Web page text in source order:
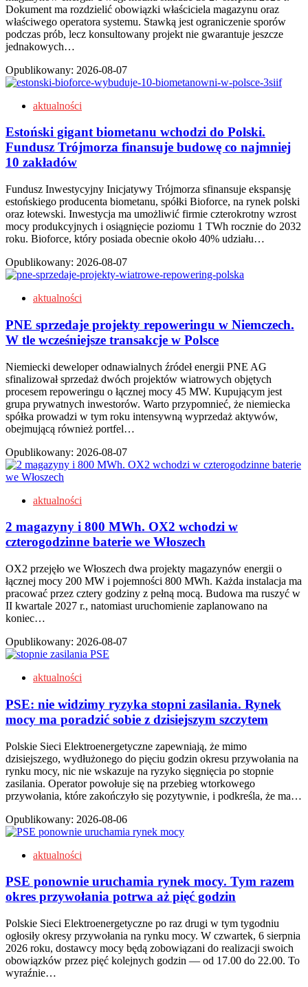
Dokument ma rozdzielić obowiązki właściciela magazynu oraz
właściwego operatora systemu. Stawką jest ograniczenie sporów
podczas prób, lecz konsultowany projekt nie gwarantuje jeszcze
jednakowych…
Opublikowany: 2026-08-07
aktualności
Estoński gigant biometanu wchodzi do Polski.
Fundusz Trójmorza finansuje budowę co najmniej
10 zakładów
Fundusz Inwestycyjny Inicjatywy Trójmorza sfinansuje ekspansję
estońskiego producenta biometanu, spółki Bioforce, na rynek polski
oraz łotewski. Inwestycja ma umożliwić firmie czterokrotny wzrost
mocy produkcyjnych i osiągnięcie poziomu 1 TWh rocznie do 2032
roku. Bioforce, który posiada obecnie około 40% udziału…
Opublikowany: 2026-08-07
aktualności
PNE sprzedaje projekty repoweringu w Niemczech.
W tle wcześniejsze transakcje w Polsce
Niemiecki deweloper odnawialnych źródeł energii PNE AG
sfinalizował sprzedaż dwóch projektów wiatrowych objętych
procesem repoweringu o łącznej mocy 45 MW. Kupującym jest
grupa prywatnych inwestorów. Warto przypomnieć, że niemiecka
spółka prowadzi w tym roku intensywną wyprzedaż aktywów,
obejmującą również portfel…
Opublikowany: 2026-08-07
aktualności
2 magazyny i 800 MWh. OX2 wchodzi w
czterogodzinne baterie we Włoszech
OX2 przejęło we Włoszech dwa projekty magazynów energii o
łącznej mocy 200 MW i pojemności 800 MWh. Każda instalacja ma
pracować przez cztery godziny z pełną mocą. Budowa ma ruszyć w
II kwartale 2027 r., natomiast uruchomienie zaplanowano na
koniec…
Opublikowany: 2026-08-07
aktualności
PSE: nie widzimy ryzyka stopni zasilania. Rynek
mocy ma poradzić sobie z dzisiejszym szczytem
Polskie Sieci Elektroenergetyczne zapewniają, że mimo
dzisiejszego, wydłużonego do pięciu godzin okresu przywołania na
rynku mocy, nic nie wskazuje na ryzyko sięgnięcia po stopnie
zasilania. Operator powołuje się na przebieg wtorkowego
przywołania, które zakończyło się pozytywnie, i podkreśla, że ma…
Opublikowany: 2026-08-06
aktualności
PSE ponownie uruchamia rynek mocy. Tym razem
okres przywołania potrwa aż pięć godzin
Polskie Sieci Elektroenergetyczne po raz drugi w tym tygodniu
ogłosiły okresy przywołania na rynku mocy. W czwartek, 6 sierpnia
2026 roku, dostawcy mocy będą zobowiązani do realizacji swoich
obowiązków przez pięć kolejnych godzin — od 17.00 do 22.00. To
wyraźnie…